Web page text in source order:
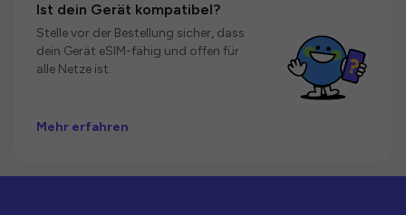
Ist dein Gerät kompatibel?
Stelle vor der Bestellung sicher, dass
dein Gerät eSIM-fähig und offen für
alle Netze ist.
Mehr erfahren